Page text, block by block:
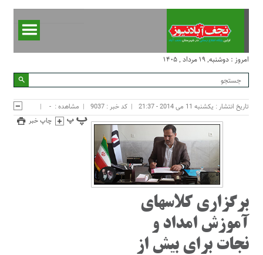
امروز : دوشنبه, ۱۹ مرداد , ۱۴۰۵
تاریخ انتشار : یکشنبه 11 می 2014 - 21:37 کد خبر : 9037 مشاهده : -
چاپ خبر
برگزاری کلاسهای
آموزش امداد و
نجات برای بیش از